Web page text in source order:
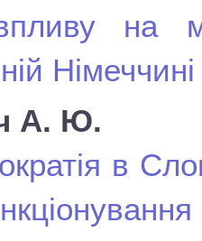
впливу на
Німеччині
А. Ю.
в